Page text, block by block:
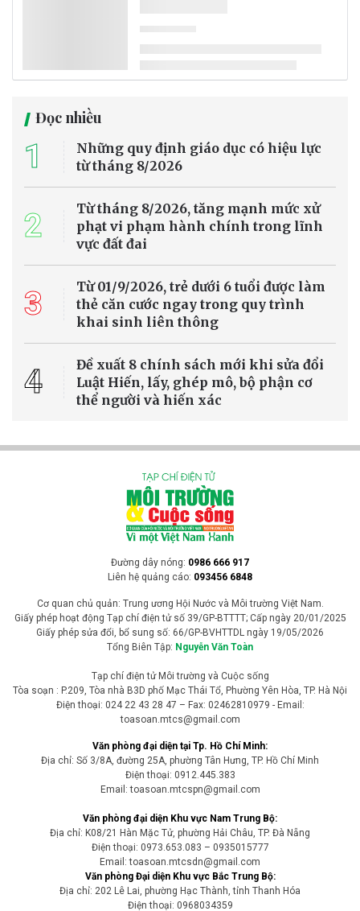
Một công ty công nghệ khí hậu tại Tây Ban Nha vừa giới thiệu thiết
bị có khả năng tạo tới 500 lít nước mỗi ngày từ không khí, kể cả ở
những khu vực khô hạn. Công nghệ mới được kỳ vọng góp phần
giải quyết tình trạng thiếu nước ngày càng nghiêm trọng do biến
đổi khí hậu, dù vẫn cần thêm thời gian để kiểm chứng hiệu quả thực
Tin Quốc tế
tốc thi công trước sức ép xử lý rác
mục thi công chậm so với kế hoạch, trong khi nhu cầu xử lý rác thải
trên địa bàn ngày càng cấp bách. Chính quyền địa phương đang
tăng cường kiểm tra, đôn đốc chủ đầu tư đẩy nhanh tiến độ để sớm
đưa dự án vào vận hành.
Môi trường - Tài nguyên
Mưa kéo dài gây sạt lở nghiêm trọng tại
nhiều địa phương ở Lào Cai